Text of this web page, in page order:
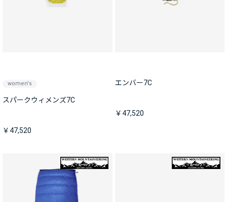
women's
スパークウィメンズ7C
￥47,520
エンバー7C
￥47,520